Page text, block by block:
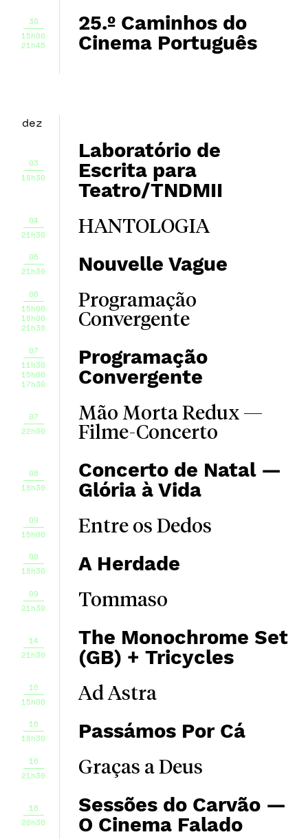
30
15h00
21h45
25.º Caminhos do
Cinema Português
dez
03
18h30
Laboratório de
Escrita para
Teatro/TNDMII
04
21h30
HANTOLOGIA
05
21h30
Nouvelle Vague
06
15h00
18h00
21h30
Programação
Convergente
07
11h30
15h00
17h30
Programação
Convergente
07
22h00
Mão Morta Redux —
Filme-Concerto
08
18h30
Concerto de Natal —
Glória à Vida
09
15h00
Entre os Dedos
09
18h30
A Herdade
09
21h30
Tommaso
14
21h30
The Monochrome Set
(GB) + Tricycles
16
15h00
Ad Astra
16
18h30
Passámos Por Cá
16
21h30
Graças a Deus
18
20h30
Sessões do Carvão —
O Cinema Falado